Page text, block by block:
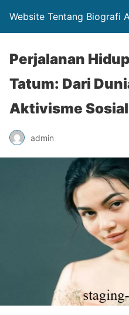
Website Tentang Biografi
Perjalanan
Tatum: Dari
Aktivisme Sosial
admin